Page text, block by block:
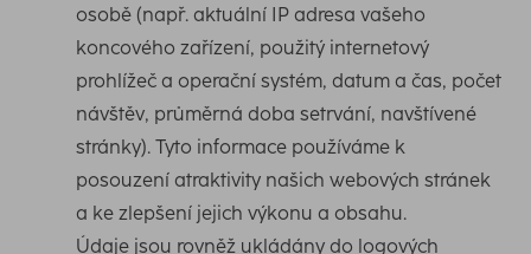
osobě (např. aktuální IP adresa vašeho
koncového zařízení, použitý internetový
prohlížeč a operační systém, datum a čas, počet
návštěv, průměrná doba setrvání, navštívené
stránky). Tyto informace používáme k
posouzení atraktivity našich webových stránek
a ke zlepšení jejich výkonu a obsahu.
Údaje jsou rovněž ukládány do logových